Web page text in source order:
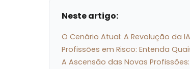
Neste artigo:
O Cenário Atual: A Revolução da
Profissões em Risco: Entenda
A Ascensão das Novas